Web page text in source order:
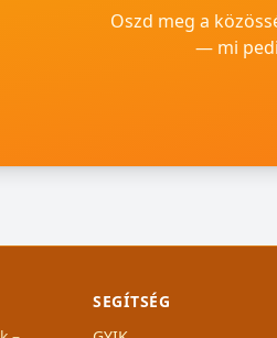
Oszd meg a
— mi
SEGÍTSÉG